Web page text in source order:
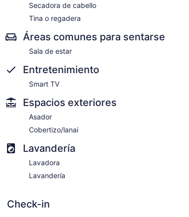
Secadora de cabello
Tina o regadera
Áreas comunes para sentarse
Sala de estar
Entretenimiento
Smart TV
Espacios exteriores
Asador
Cobertizo/lanai
Lavandería
Lavadora
Lavandería
Check-in